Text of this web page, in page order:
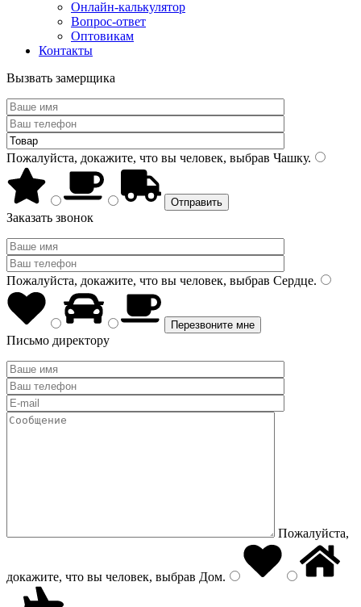
Онлайн-калькулятор
Вопрос-ответ
Оптовикам
Контакты
Вызвать замерщика
Пожалуйста, докажите, что вы человек, выбрав Чашку.
Заказать звонок
Пожалуйста, докажите, что вы человек, выбрав Сердце.
Письмо директору
Пожалуйста,
докажите, что вы человек, выбрав Дом.